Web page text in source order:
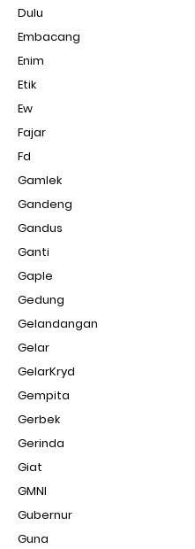
Dulu
Embacang
Enim
Etik
Ew
Fajar
Fd
Gamlek
Gandeng
Gandus
Ganti
Gaple
Gedung
Gelandangan
Gelar
GelarKryd
Gempita
Gerbek
Gerinda
Giat
GMNI
Gubernur
Guna